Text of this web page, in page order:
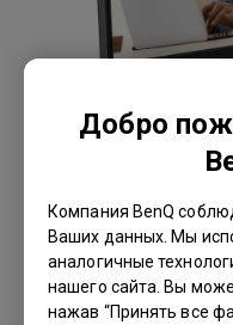
Добро
Компания BenQ
Ваших данных. Мы
аналогичные
нашего сайта. Вы
нажав “Принять все
Благодаря
рамкой и широким